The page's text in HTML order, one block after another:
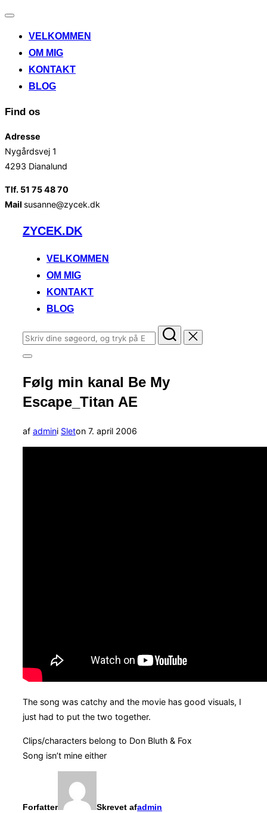
Slå
til/fraVELKOMMEN
OM MIG
KONTAKT
BLOG
Find os
Adresse
Nygårdsvej 1
4293 Dianalund
Tlf. 51 75 48 70
Mail susanne@zycek.dk
VidereZYCEK.DK
VELKOMMEN
OM MIG
KONTAKT
BLOG
Søg
efter:
Slå
i
sidekolonne
til/fra
Følg min kanal Be My
Escape_Titan AE
af admini Sleton Udgivet
d.
7. april 2006
The song was catchy and the movie has good visuals, I
just had to put the two together.
Clips/characters belong to Don Bluth & Fox
Song isn’t mine either
Forfatter Skrevet afadmin